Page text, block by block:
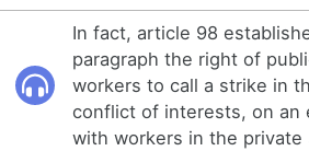
In fact, article 98
paragraph the right of
workers to call a strike in
conflict of interests, on an
with workers in the private